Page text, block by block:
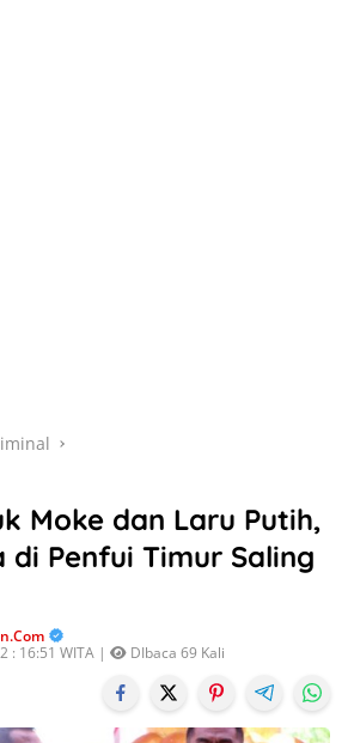
Moke dan Laru Putih,
di Penfui Timur Saling
: 16:51 WITA |
DIbaca 69 Kali